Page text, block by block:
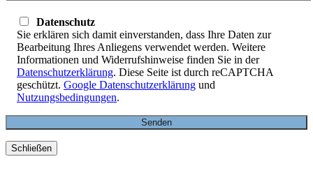
Datenschutz
Sie erklären sich damit einverstanden, dass Ihre Daten zur
Bearbeitung Ihres Anliegens verwendet werden. Weitere
Informationen und Widerrufshinweise finden Sie in der
Datenschutzerklärung. Diese Seite ist durch reCAPTCHA
geschützt. Google Datenschutzerklärung und
Nutzungsbedingungen.
Schließen